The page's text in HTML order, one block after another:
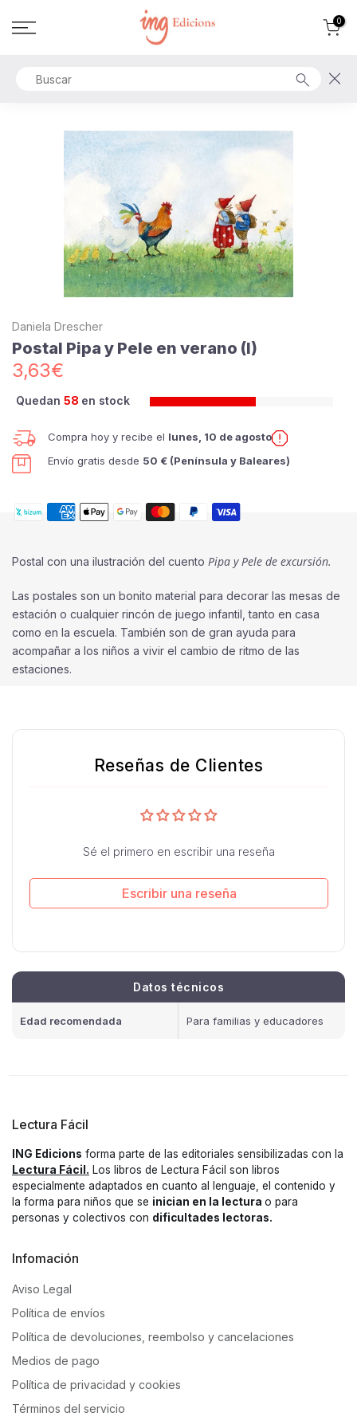
al
0
Daniela Drescher
Postal Pipa y Pele en verano (I)
3,63€
Quedan 58 en stock
Compra hoy y recibe el lunes, 10 de agosto
Envío gratis desde 50 € (Península y Baleares)
Postal con una ilustración del cuento Pipa y Pele de excursión.
Las postales son un bonito material para decorar las mesas de
estación o cualquier rincón de juego infantil, tanto en casa
como en la escuela. También son de gran ayuda para
acompañar a los niños a vivir el cambio de ritmo de las
estaciones.
Reseñas de Clientes
Sé el primero en escribir una reseña
Escribir una reseña
Datos técnicos
Edad recomendada Para familias y educadores
Lectura Fácil
ING Edicions forma parte de las editoriales sensibilizadas con la
Lectura Fácil. Los libros de Lectura Fácil son libros
especialmente adaptados en cuanto al lenguaje, el contenido y
la forma para niños que se inician en la lectura o para
personas y colectivos con dificultades lectoras.
Infomación
Aviso Legal
Política de envíos
Política de devoluciones, reembolso y cancelaciones
Medios de pago
Política de privacidad y cookies
Términos del servicio